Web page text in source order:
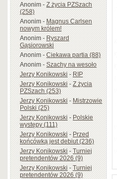
Anonim-Z życia PZSzach
(258)
Anonim-Magnus Carlsen
nowym królem!
Anonim-Ryszard
Gąsiorowski
Anonim-Ciekawa partia (88)
Anonim-Szachy na wesoło
Jerzy Konikowski-RIP
Jerzy Konikowski-Z życia
PZSzach (253)
Jerzy Konikowski-Mistrzowie
Polski (25)
Jerzy Konikowski-Polskie
występy (111)
Jerzy Konikowski-Przed
końcówką jest debiut (236)
Jerzy Konikowski-Turniej
pretendentów 2026 (9)
Jerzy Konikowski-Turniej
pretendentów 2026 (9)